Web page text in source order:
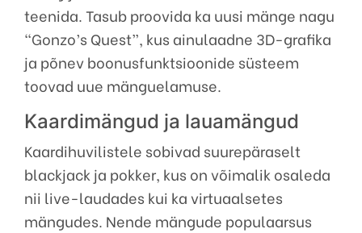
teenida. Tasub proovida ka uusi mänge nagu
“Gonzo’s Quest”, kus ainulaadne 3D-grafika
ja põnev boonusfunktsioonide süsteem
toovad uue mänguelamuse.
Kaardimängud ja lauamängud
Kaardihuvilistele sobivad suurepäraselt
blackjack ja pokker, kus on võimalik osaleda
nii live-laudades kui ka virtuaalsetes
mängudes. Nende mängude populaarsus